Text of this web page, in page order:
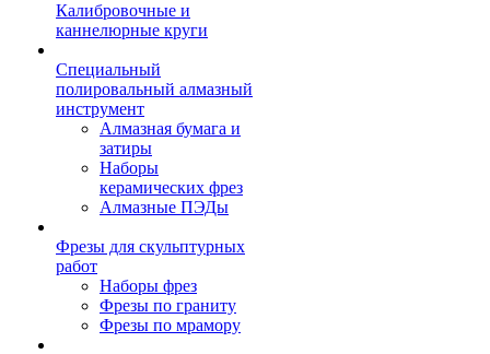
Калибровочные и
каннелюрные круги
Специальный
полировальный алмазный
инструмент
Алмазная бумага и
затиры
Наборы
керамических фрез
Алмазные ПЭДы
Фрезы для скульптурных
работ
Наборы фрез
Фрезы по граниту
Фрезы по мрамору